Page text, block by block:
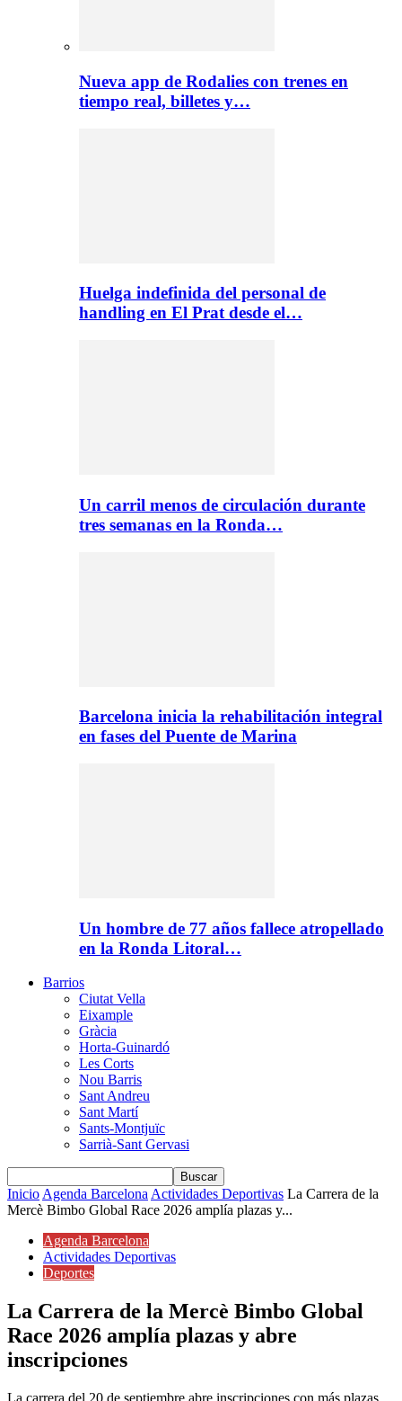
Nueva app de Rodalies con trenes en
tiempo real, billetes y…
Huelga indefinida del personal de
handling en El Prat desde el…
Un carril menos de circulación durante
tres semanas en la Ronda…
Barcelona inicia la rehabilitación integral
en fases del Puente de Marina
Un hombre de 77 años fallece atropellado
en la Ronda Litoral…
Barrios
Ciutat Vella
Eixample
Gràcia
Horta-Guinardó
Les Corts
Nou Barris
Sant Andreu
Sant Martí
Sants-Montjuïc
Sarrià-Sant Gervasi
InicioAgenda BarcelonaActividades Deportivas La Carrera de la
Mercè Bimbo Global Race 2026 amplía plazas y...
Agenda Barcelona
Actividades Deportivas
Deportes
La Carrera de la Mercè Bimbo Global
Race 2026 amplía plazas y abre
inscripciones